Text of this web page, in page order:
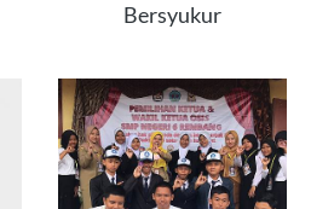
Bersyukur